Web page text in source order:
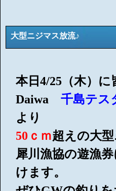
大型ニジマス放流♪
本日4/25（木）
Daiwa 千島テス
より
50ｃｍ超えの大
犀川漁協の遊漁
けます。